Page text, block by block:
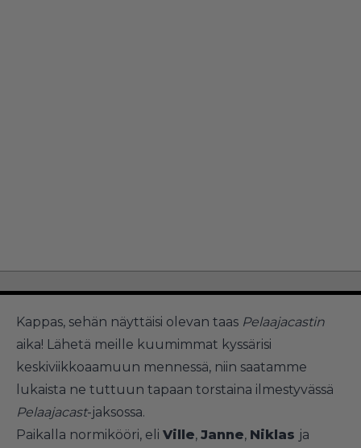
Kappas, sehän näyttäisi olevan taas Pelaajacastin
aika! Lähetä meille kuumimmat kyssärisi
keskiviikkoaamuun mennessä, niin saatamme
lukaista ne tuttuun tapaan torstaina ilmestyvässä
Pelaajacast-jaksossa.
Paikalla normikööri, eli Ville, Janne, Niklas ja